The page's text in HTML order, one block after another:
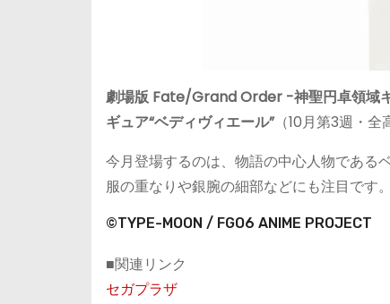
劇場版 Fate/Grand Order -神聖円卓領域
ギュア“ベディヴィエール”（10月第3週・全
今月登場するのは、物語の中心人物である
服の重なりや銀腕の細部などにも注目です。
©TYPE-MOON / FGO6 ANIME PROJECT
■関連リンク
セガプラザ